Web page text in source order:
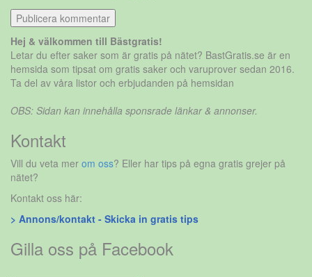
Hej & välkommen till Bästgratis!
Letar du efter saker som är gratis på nätet? BastGratis.se är en
hemsida som tipsat om gratis saker och varuprover sedan 2016.
Ta del av våra listor och erbjudanden på hemsidan
OBS: Sidan kan innehålla sponsrade länkar & annonser.
Kontakt
Vill du veta mer om oss? Eller har tips på egna gratis grejer på
nätet?
Kontakt oss här:
> Annons/kontakt - Skicka in gratis tips
Gilla oss på Facebook